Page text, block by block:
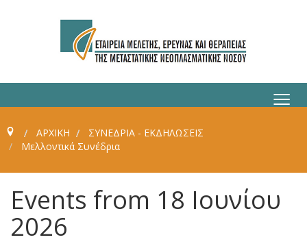
≡
ΑΡΧΙΚΗ
ΣΥΝΈΔΡΙΑ - ΕΚΔΗΛΏΣΕΙΣ
Μελλοντικά Συνέδρια
Events from 18 Ιουνίου
2026